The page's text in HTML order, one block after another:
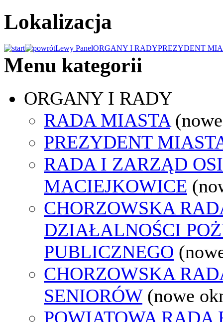
Lokalizacja
Lewy PanelORGANY I RADYPREZYDENT
Menu kategorii
ORGANY I RADY
RADA MIASTA
PREZYDENT
RADA I ZARZĄD
MACIEJKOWICE
CHORZOWSKA
DZIAŁALNOŚCI
PUBLICZNEGO
CHORZOWSKA
SENIORÓW (nowe
POWIATOWA RADA